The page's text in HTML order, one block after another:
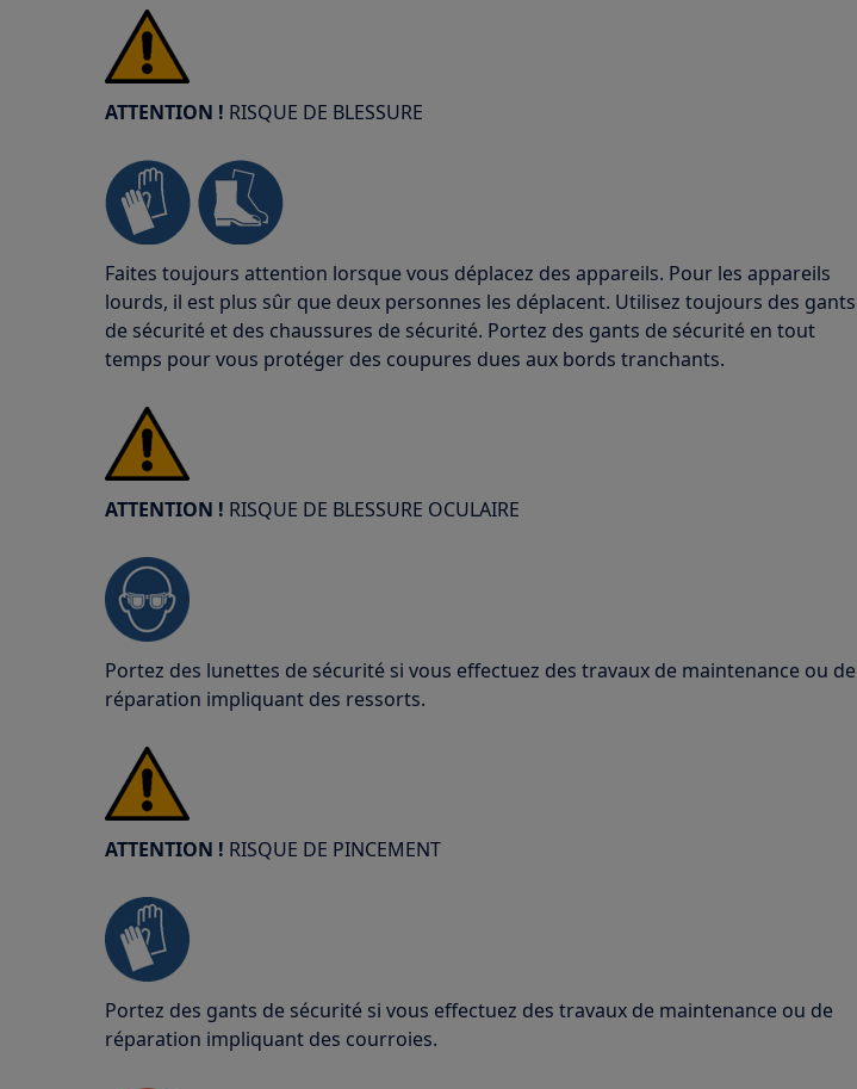
ATTENTION ! RISQUE DE BLESSURE
Faites toujours attention lorsque vous déplacez des appareils. Pour les appareils
lourds, il est plus sûr que deux personnes les déplacent. Utilisez toujours des gants
de sécurité et des chaussures de sécurité. Portez des gants de sécurité en tout
temps pour vous protéger des coupures dues aux bords tranchants.
ATTENTION ! RISQUE DE BLESSURE OCULAIRE
Portez des lunettes de sécurité si vous effectuez des travaux de maintenance ou de
réparation impliquant des ressorts.
ATTENTION ! RISQUE DE PINCEMENT
Portez des gants de sécurité si vous effectuez des travaux de maintenance ou de
réparation impliquant des courroies.